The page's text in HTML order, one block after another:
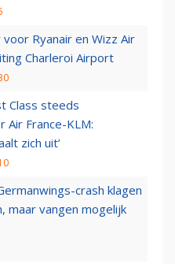
Ryanair en Wizz Air
Charleroi Airport
Class steeds
Air France-KLM:
zich uit’
crash klagen
maar vangen mogelijk